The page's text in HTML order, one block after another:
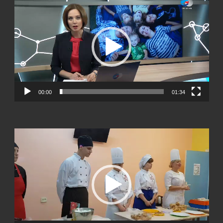
00:00 01:34